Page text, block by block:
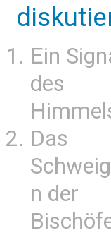
Ein
des
Das
n der